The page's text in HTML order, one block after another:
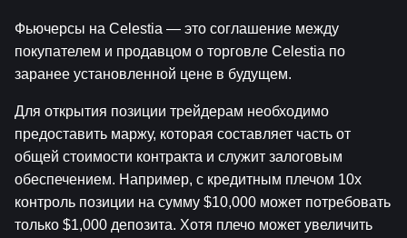
Фьючерсы на Celestia — это соглашение между
покупателем и продавцом о торговле Celestia по
заранее установленной цене в будущем.
Для открытия позиции трейдерам необходимо
предоставить маржу, которая составляет часть от
общей стоимости контракта и служит залоговым
обеспечением. Например, с кредитным плечом 10x
контроль позиции на сумму $10,000 может потребовать
только $1,000 депозита. Хотя плечо может увеличить